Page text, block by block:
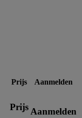
Prijs Aanmelden
PrijsAanmelden